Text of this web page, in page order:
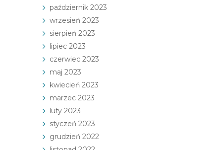
październik 2023
wrzesień 2023
sierpień 2023
lipiec 2023
czerwiec 2023
maj 2023
kwiecień 2023
marzec 2023
luty 2023
styczeń 2023
grudzień 2022